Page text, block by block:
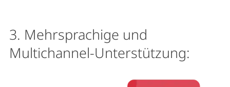
3. Mehrsprachige und
Multichannel-Unterstützung: